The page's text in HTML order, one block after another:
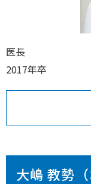
医長
2017年卒
大嶋 教勢（